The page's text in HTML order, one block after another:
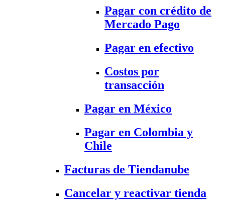
Pagar con crédito de
Mercado Pago
Pagar en efectivo
Costos por
transacción
Pagar en México
Pagar en Colombia y
Chile
Facturas de Tiendanube
Cancelar y reactivar tienda